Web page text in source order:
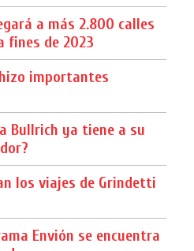
a más 2.800 calles
fines de 2023
importantes
Bullrich ya tiene a su
los viajes de Grindetti
Envión se encuentra